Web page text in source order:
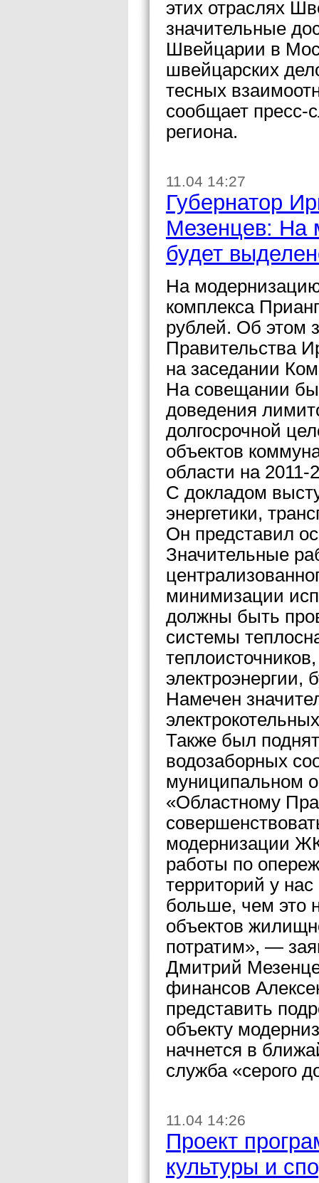
этих отраслях
значительные
Швейцарии в
швейцарских
тесных
сообщает пресс-
региона.
11.04 14:27
Губернатор
Мезенцев: На
будет
На
комплекса
рублей. Об этом
Правительства
на заседании
На совещании
доведения
долгосрочной
объектов
области на 2011-
С докладом
энергетики,
Он представил
Значительные
минимизации
должны быть
системы
электроэнергии,
Намечен
Также был
водозаборных
муниципальном
«Областному
модернизации
работы по
территорий у
больше, чем это
объектов
потратим», —
Дмитрий
финансов
представить
объекту
начнется в
служба «серого
11.04 14:26
Проект
культуры и